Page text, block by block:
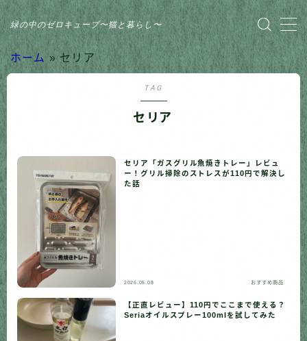
緑の中のゼロキューブ〜猫と暮らし〜
MENU
家のこと
日記
猫との暮らし
ホーム »セリア
TAG
セリア
セリア「ガスグリル魚焼きトレー」レビュ
ー！グリル掃除のストレスが110円で解決し
た話
2026.05.08 おすすめ商品
【正直レビュー】110円でここまで使える？
Seriaオイルスプレー100mlを試してみた